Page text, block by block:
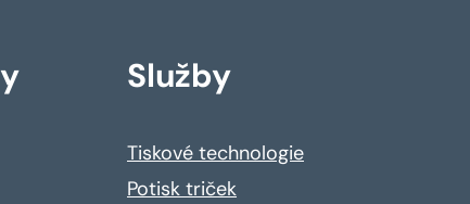
Služby
Tiskové technologie
Potisk triček